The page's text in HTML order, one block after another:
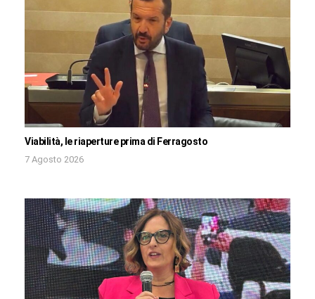
Viabilità, le riaperture prima di Ferragosto
7 Agosto 2026